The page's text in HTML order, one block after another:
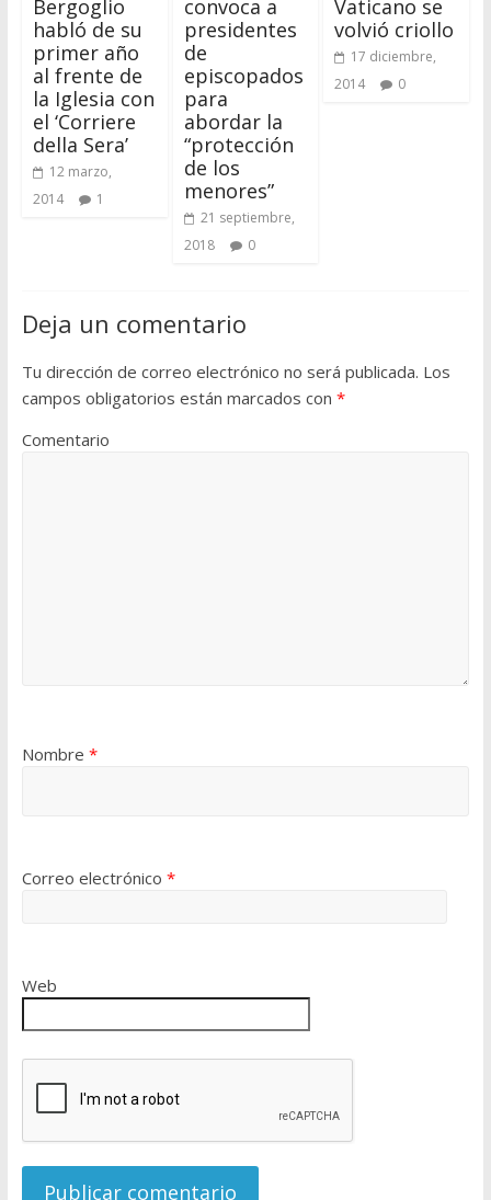
Bergoglio
habló de su
primer año
al frente de
la Iglesia con
el ‘Corriere
della Sera’
12 marzo,
2014
1
convoca a
presidentes
de
episcopados
para
abordar la
“protección
de los
menores”
21 septiembre,
2018
0
Vaticano se
volvió criollo
17 diciembre,
2014
0
Deja un comentario
Tu dirección de correo electrónico no será publicada. Los
campos obligatorios están marcados con *
Comentario
Nombre *
Correo electrónico *
Web